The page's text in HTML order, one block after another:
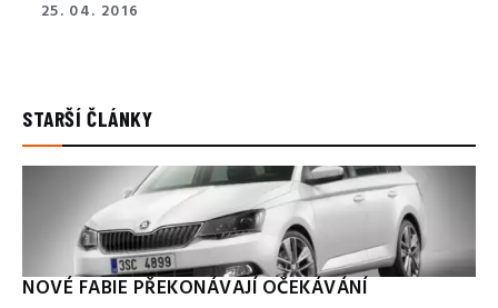
25. 04. 2016
STARŠÍ ČLÁNKY
NOVÉ FABIE PŘEKONÁVAJÍ OČEKÁVÁNÍ